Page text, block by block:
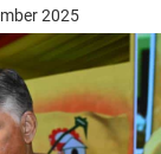
2025